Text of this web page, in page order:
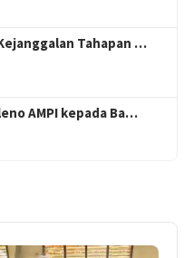
Tahapan …
AMPI kepada Ba…